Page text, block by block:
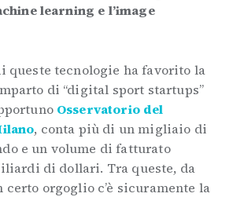
learning e l’image
queste tecnologie ha favorito la
di “digital sport startups”
Osservatorio del
, conta più di un migliaio di
e un volume di fatturato
di dollari. Tra queste, da
orgoglio c’è sicuramente la